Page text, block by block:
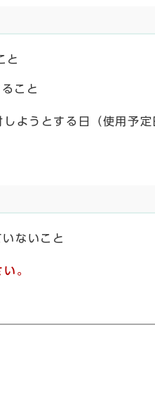
と
こと
ようとする日（使用予
ないこと
。